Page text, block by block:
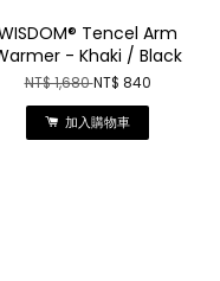
Tencel Arm
- Khaki / Black
NT$ 1,680NT$ 840
加入購物車